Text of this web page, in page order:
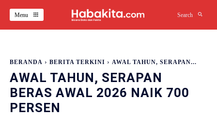
Menu Search
BERANDA BERITA TERKINI AWAL TAHUN, SERAPAN...
AWAL TAHUN, SERAPAN
BERAS AWAL 2026 NAIK 700
PERSEN